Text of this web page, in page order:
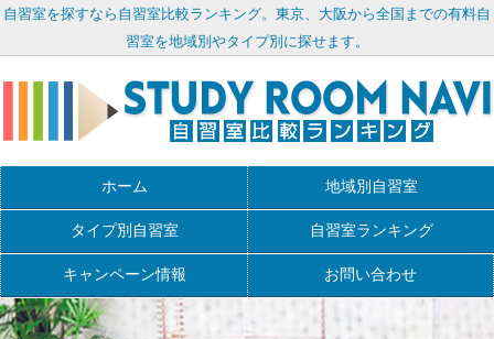
自習室を探すなら自習室比較ランキング。東京、大阪から全国までの有料自
習室を地域別やタイプ別に探せます。
ホーム 地域別自習室
タイプ別自習室 自習室ランキング
キャンペーン情報 お問い合わせ